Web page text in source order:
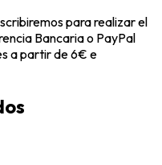
para realizar el
Bancaria o PayPal
a partir de 6€ e